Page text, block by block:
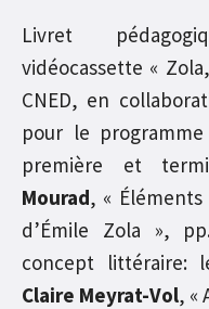
Livret
vidéocassette «
CNED, en
pour le
première et
Mourad, «
d’Émile Zola »,
concept littéraire:
Claire Meyrat-Vol, «